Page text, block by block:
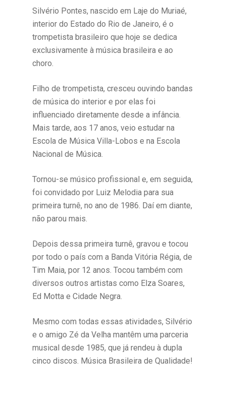
Silvério Pontes, nascido em Laje do Muriaé,
interior do Estado do Rio de Janeiro, é o
trompetista brasileiro que hoje se dedica
exclusivamente à música brasileira e ao
choro.
Filho de trompetista, cresceu ouvindo bandas
de música do interior e por elas foi
influenciado diretamente desde a infância.
Mais tarde, aos 17 anos, veio estudar na
Escola de Música Villa-Lobos e na Escola
Nacional de Música.
Tornou-se músico profissional e, em seguida,
foi convidado por Luiz Melodia para sua
primeira turnê, no ano de 1986. Daí em diante,
não parou mais.
Depois dessa primeira turnê, gravou e tocou
por todo o país com a Banda Vitória Régia, de
Tim Maia, por 12 anos. Tocou também com
diversos outros artistas como Elza Soares,
Ed Motta e Cidade Negra.
Mesmo com todas essas atividades, Silvério
e o amigo Zé da Velha mantêm uma parceria
musical desde 1985, que já rendeu à dupla
cinco discos. Música Brasileira de Qualidade!